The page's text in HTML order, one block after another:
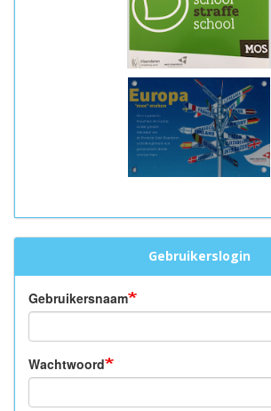
Gebruikerslogin
Gebruikersnaam
Wachtwoord